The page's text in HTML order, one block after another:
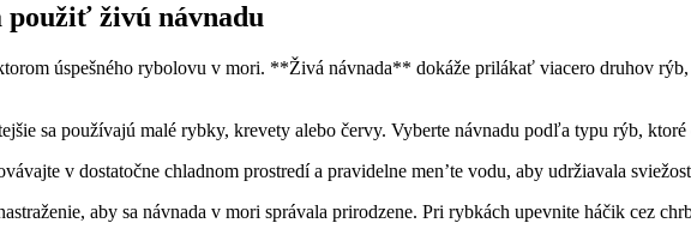
živú návnadu
úspešného rybolovu v mori. **Živá návnada** dokáže prilákať viacero druhov
sa používajú malé rybky, krevety alebo červy. Vyberte návnadu podľa typu rýb,
v dostatočne chladnom prostredí a pravidelne men’te vodu, aby udržiavala
aby sa návnada v mori správala prirodzene. Pri rybkách upevnite háčik cez